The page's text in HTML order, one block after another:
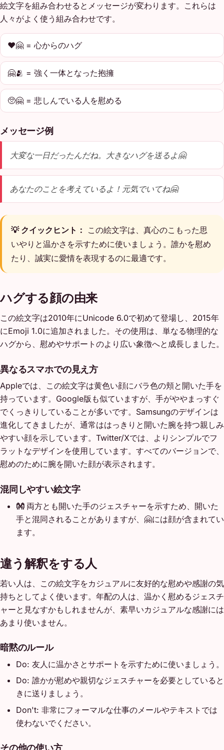
絵文字を組み合わせるとメッセージが変わります。これらは
人々がよく使う組み合わせです。
❤️🤗 = 心からのハグ
🤗🫂 = 強く一体となった抱擁
🥺🤗 = 悲しんでいる人を慰める
メッセージ例
大変な一日だったんだね。大きなハグを送るよ🤗
あなたのことを考えているよ！元気でいてね🤗
💡 クイックヒント：
この絵文字は、真心のこもった思
いやりと温かさを示すために使いましょう。誰かを慰め
たり、誠実に愛情を表現するのに最適です。
ハグする顔の由来
この絵文字は2010年にUnicode 6.0で初めて登場し、2015年
にEmoji 1.0に追加されました。その使用は、単なる物理的な
ハグから、慰めやサポートのより広い象徴へと成長しました。
異なるスマホでの見え方
Appleでは、この絵文字は黄色い顔にバラ色の頬と開いた手を
持っています。Google版も似ていますが、手がややまっすぐ
でくっきりしていることが多いです。Samsungのデザインは
進化してきましたが、通常ははっきりと開いた腕を持つ親しみ
やすい顔を示しています。Twitter/Xでは、よりシンプルでフ
ラットなデザインを使用しています。すべてのバージョンで、
慰めのために腕を開いた顔が表示されます。
混同しやすい絵文字
👐両方とも開いた手のジェスチャーを示すため、開いた
手と混同されることがありますが、🤗には顔が含まれてい
ます。
違う解釈をする人
若い人は、この絵文字をカジュアルに友好的な慰めや感謝の気
持ちとしてよく使います。年配の人は、温かく慰めるジェスチ
ャーと見なすかもしれませんが、素早いカジュアルな感謝には
あまり使いません。
暗黙のルール
Do: 友人に温かさとサポートを示すために使いましょう。
Do: 誰かが慰めや親切なジェスチャーを必要としていると
きに送りましょう。
Don't: 非常にフォーマルな仕事のメールやテキストでは
使わないでください。
その他の使い方